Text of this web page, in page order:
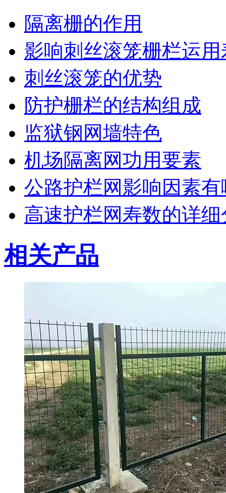
隔离栅的作用
影响刺丝滚笼栅栏运
刺丝滚笼的优势
防护栅栏的结构组成
监狱钢网墙特色
机场隔离网功用要素
公路护栏网影响因素
高速护栏网寿数的详细
相关产品